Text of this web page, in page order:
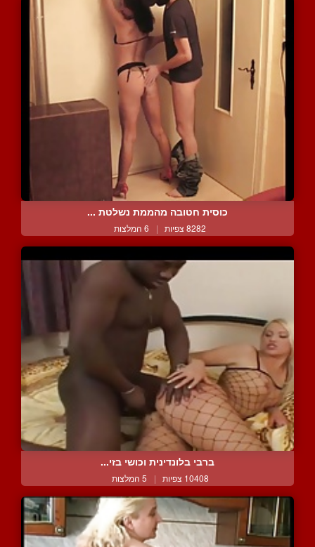
כוסית חטובה מהממת נשלטת ...
8282 צפיות | 6 המלצות
ברבי בלונדינית וכושי בזי...
10408 צפיות | 5 המלצות